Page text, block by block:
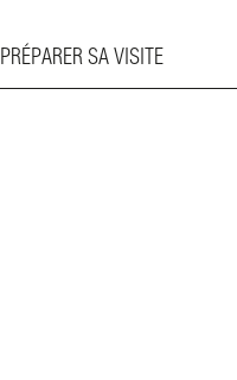
PRÉPARER SA VISITE